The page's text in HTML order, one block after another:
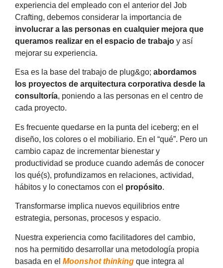
experiencia del empleado con el anterior del Job
Crafting, debemos considerar la importancia de
involucrar a las personas en cualquier mejora que
queramos realizar en el espacio de trabajo y así
mejorar su experiencia.
Esa es la base del trabajo de plug&go; abordamos
los proyectos de arquitectura corporativa desde la
consultoría, poniendo a las personas en el centro de
cada proyecto.
Es frecuente quedarse en la punta del iceberg; en el
diseño, los colores o el mobiliario. En el “qué”. Pero un
cambio capaz de incrementar bienestar y
productividad se produce cuando además de conocer
los qué(s), profundizamos en relaciones, actividad,
hábitos y lo conectamos con el propósito.
Transformarse implica nuevos equilibrios entre
estrategia, personas, procesos y espacio.
Nuestra experiencia como facilitadores del cambio,
nos ha permitido desarrollar una metodología propia
basada en el Moonshot thinking que integra al